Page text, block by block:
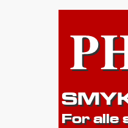
For alle